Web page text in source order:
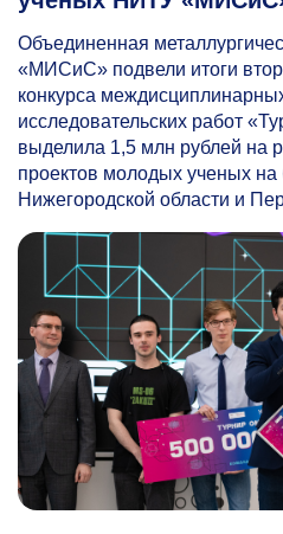
Объединенная
«МИСиС» подвели итоги
конкурса
исследовательских работ
выделила 1,5 млн рублей на
проектов молодых ученых на
Нижегородской области и